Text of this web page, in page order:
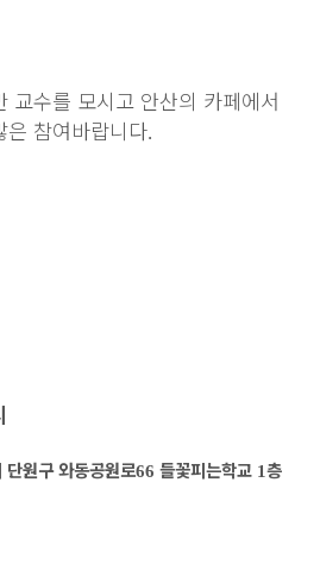
교수를 모시고 안산의 카페에서
은 참여바랍니다.
단원구 와동공원로66 들꽃피는학교 1층